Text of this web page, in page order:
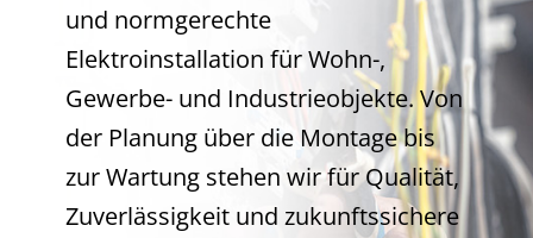
Kostenlose Beratung
und normgerechte
Elektroinstallation für Wohn-,
Gewerbe- und Industrieobjekte. Von
der Planung über die Montage bis
zur Wartung stehen wir für Qualität,
Zuverlässigkeit und zukunftssichere